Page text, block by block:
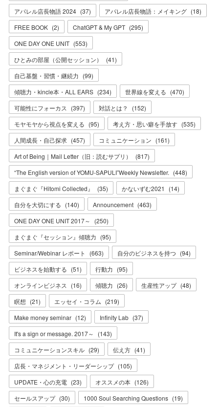
アパレル店長物語 2024 (37) アパレル店長物語：メイキング (18)
FREE BOOK (2) ChatGPT & My GPT (295)
ONE DAY ONE UNIT (553)
ひとみの部屋（公開セッション）
(41)
自己基盤・習慣・継続力 (99)
傾聴力・kincle本・ALL EARS (234) 世界線を変える (470)
可能性にフォーカス
(397) 対話とは？ (152)
モヤモヤから視点を変える (95) 考え方・思い癖を手放す (535)
人間成長・自己探求 (457) コミュニケーション (161)
Art of Being｜Mail Letter（旧：読むサプリ）
(817)
“The English version of YOMU-SAPULI”Weekly Newsletter. (448)
まぐまぐ『Hitomi Collected』
(35) かないずむ2021 (14)
自分を大切にする (140) Announcement (463)
ONE DAY ONE UNIT 2017～
(250)
まぐまぐ『セッション』傾聴力 (95)
Seminar/Webinar レポート
(663) 自分のビジネスを持つ (94)
ビジネスを始動する (51) 行動力 (95)
オンラインビジネス
(16) 傾聴力 (26) 生産性アップ (48)
瞑想 (21) エッセイ・コラム (219)
Make money seminar (12) Infinity Lab (37)
It's a sign or message. 2017～
(143)
コミュニケーションスキル (29) 伝え方 (41)
店長・マネジメント・リーダーシップ (105)
UPDATE・心の充電 (23) オススメの本 (126)
セールスアップ (30) 1000 Soul Searching Questions (19)